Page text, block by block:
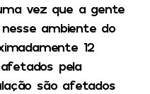
vez que a gente
ambiente do
12
pela
são afetados